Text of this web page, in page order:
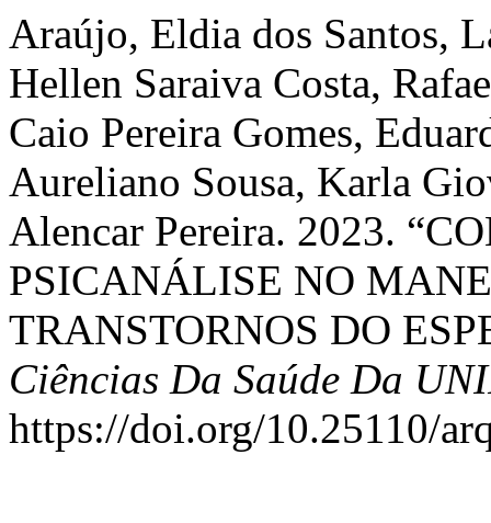
Araújo, Eldia dos Santos,
Hellen Saraiva Costa,
Caio Pereira Gomes,
Aureliano Sousa, Karla
Alencar Pereira. 2023.
PSICANÁLISE NO
TRANSTORNOS DO
Ciências Da Saúde Da
https://doi.org/10.25110/